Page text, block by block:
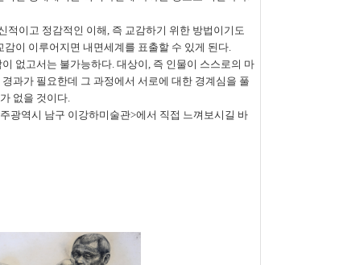
적이고 정감적인 이해, 즉 교감하기 위한 방법이기도
감이 이루어지면 내면세계를 표출할 수 있게 된다.
없고서는 불가능하다. 대상이, 즉 인물이 스스로의 마
과가 필요한데 그 과정에서 서로에 대한 경계심을 풀
없을 것이다.
광역시 남구 이강하미술관>에서 직접 느껴보시길 바